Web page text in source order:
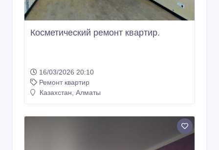
Косметический ремонт квартир.
16/03/2026 20:10
Ремонт квартир
Казахстан, Алматы